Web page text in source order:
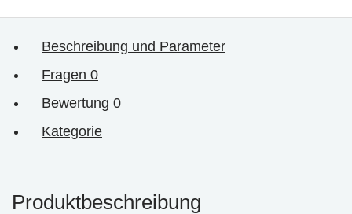
Beschreibung und Parameter
Fragen 0
Bewertung 0
Kategorie
Produktbeschreibung